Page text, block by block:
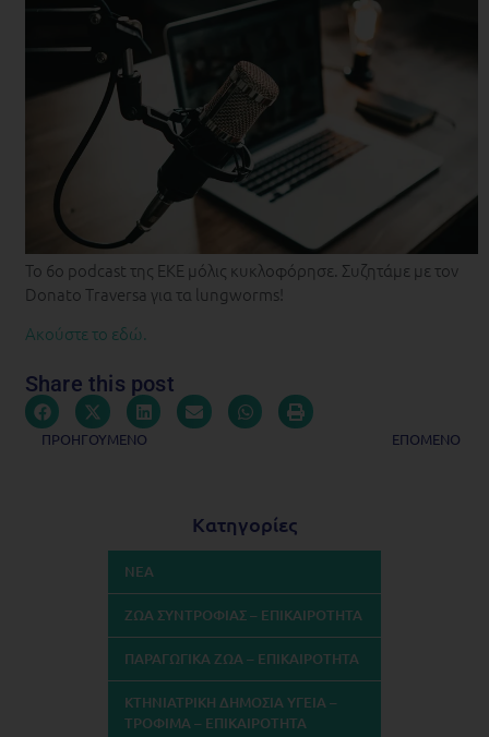
Το 6o podcast της ΕΚΕ μόλις κυκλοφόρησε. Συζητάμε με τον
Donato Traversa για τα lungworms!
Ακούστε το εδώ.
Share this post
ΠΡΟΗΓΟΥΜΕΝΟ ΕΠΟΜΕΝΟ
Κατηγορίες
ΝΕΑ
ΖΩΑ ΣΥΝΤΡΟΦΙΑΣ – ΕΠΙΚΑΙΡΟΤΗΤΑ
ΠΑΡΑΓΩΓΙΚΑ ΖΩΑ – ΕΠΙΚΑΙΡΟΤΗΤΑ
ΚΤΗΝΙΑΤΡΙΚΗ ΔΗΜΟΣΙΑ ΥΓΕΙΑ –
ΤΡΟΦΙΜΑ – ΕΠΙΚΑΙΡΟΤΗΤΑ